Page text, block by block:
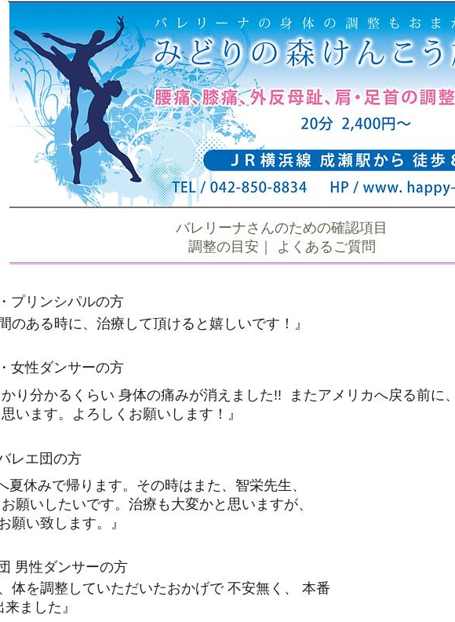
バレリーナさんのための確認項目
調整の目安
よくあるご質問
プリンシパルの方
のある時に、治療して頂けると嬉しいです！』
女性ダンサーの方
かり分かるくらい 身体の痛みが消えました!!
またアメリカへ戻る前に
います。 よろしくお願いします！』
レエ団の方
夏休みで帰ります。 その時はまた、智栄先生、
願いしたいです。 治療も大変かと思いますが、
願い致します。』
男性ダンサーの方
体を調整していただいたおかげで 不安無く、 本番
ました』